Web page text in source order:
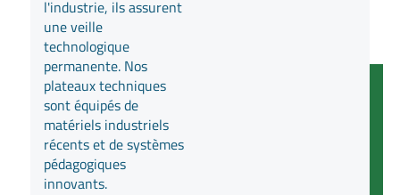
l'industrie, ils assurent
une veille
technologique
permanente. Nos
plateaux techniques
sont équipés de
matériels industriels
récents et de systèmes
pédagogiques
innovants.